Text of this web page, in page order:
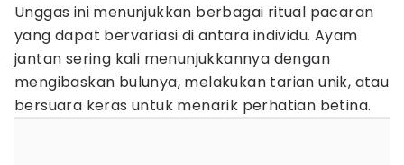
Unggas ini menunjukkan berbagai ritual pacaran
yang dapat bervariasi di antara individu. Ayam
jantan sering kali menunjukkannya dengan
mengibaskan bulunya, melakukan tarian unik, atau
bersuara keras untuk menarik perhatian betina.